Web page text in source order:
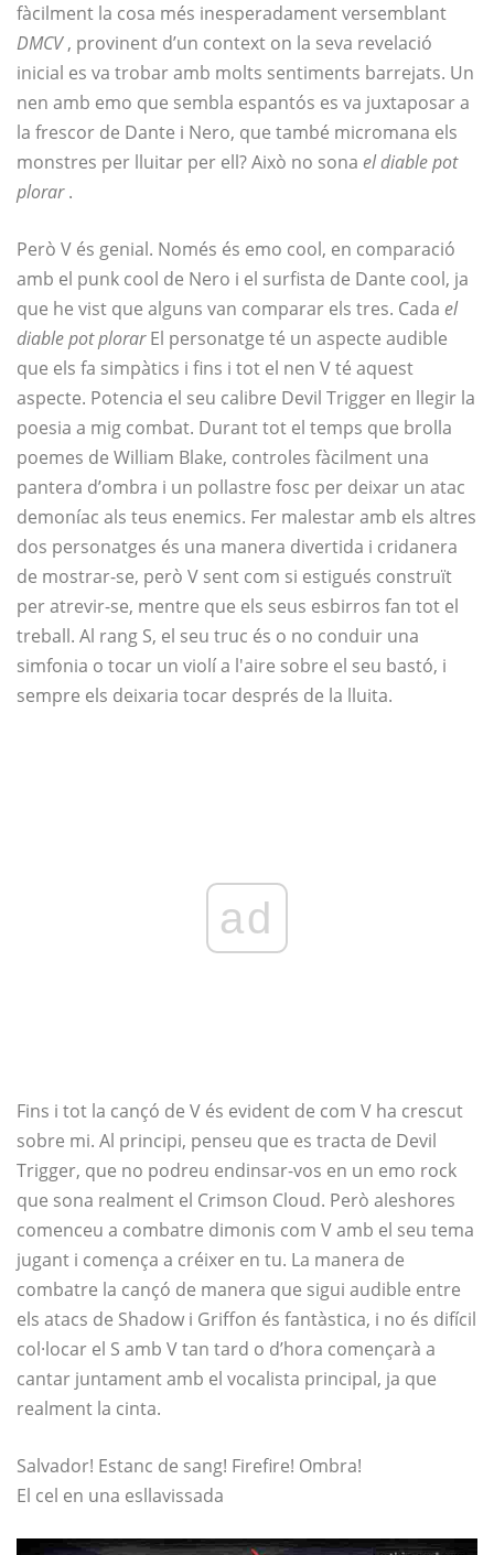
fàcilment la cosa més inesperadament versemblant
DMCV, provinent d’un context on la seva revelació
inicial es va trobar amb molts sentiments barrejats. Un
nen amb emo que sembla espantós es va juxtaposar a
la frescor de Dante i Nero, que també micromana els
monstres per lluitar per ell? Això no sona el diable pot
plorar.
Però V és genial. Només és emo cool, en comparació
amb el punk cool de Nero i el surfista de Dante cool, ja
que he vist que alguns van comparar els tres. Cada el
diable pot plorarEl personatge té un aspecte audible
que els fa simpàtics i fins i tot el nen V té aquest
aspecte. Potencia el seu calibre Devil Trigger en llegir la
poesia a mig combat. Durant tot el temps que brolla
poemes de William Blake, controles fàcilment una
pantera d’ombra i un pollastre fosc per deixar un atac
demoníac als teus enemics. Fer malestar amb els altres
dos personatges és una manera divertida i cridanera
de mostrar-se, però V sent com si estigués construït
per atrevir-se, mentre que els seus esbirros fan tot el
treball. Al rang S, el seu truc és o no conduir una
simfonia o tocar un violí a l'aire sobre el seu bastó, i
sempre els deixaria tocar després de la lluita.
ad
Fins i tot la cançó de V és evident de com V ha crescut
sobre mi. Al principi, penseu que es tracta de Devil
Trigger, que no podreu endinsar-vos en un emo rock
que sona realment el Crimson Cloud. Però aleshores
comenceu a combatre dimonis com V amb el seu tema
jugant i comença a créixer en tu. La manera de
combatre la cançó de manera que sigui audible entre
els atacs de Shadow i Griffon és fantàstica, i no és difícil
col·locar el S amb V tan tard o d’hora començarà a
cantar juntament amb el vocalista principal, ja que
realment la cinta.
Salvador! Estanc de sang! Firefire! Ombra!
El cel en una esllavissada